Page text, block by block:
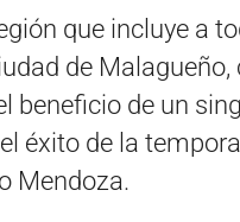
que incluye a
de Malagueño,
beneficio de un
éxito de la
Mendoza.